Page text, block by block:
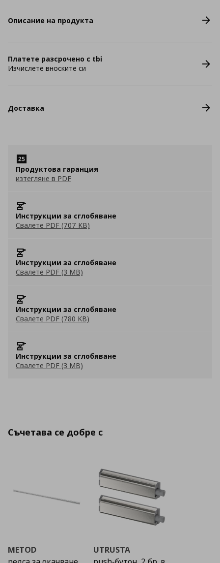
Описание на продукта
Платете разсрочено с tbi
Изчислете вноските си
Доставка
Продуктова гаранция
изтегляне в PDF
Инструкции за сглобяване
Свалете PDF (707 KB)
Инструкции за сглобяване
Свалете PDF (3 MB)
Инструкции за сглобяване
Свалете PDF (780 KB)
Инструкции за сглобяване
Свалете PDF (3 MB)
Съчетава се добре с
METOD
UTRUSTA